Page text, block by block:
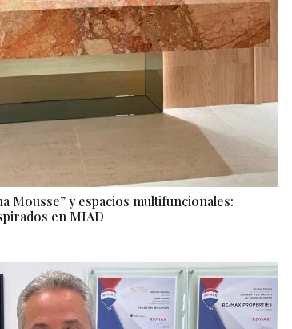
Mousse” y espacios multifuncionales:
en MIAD